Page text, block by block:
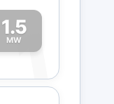
1.5
MW
1